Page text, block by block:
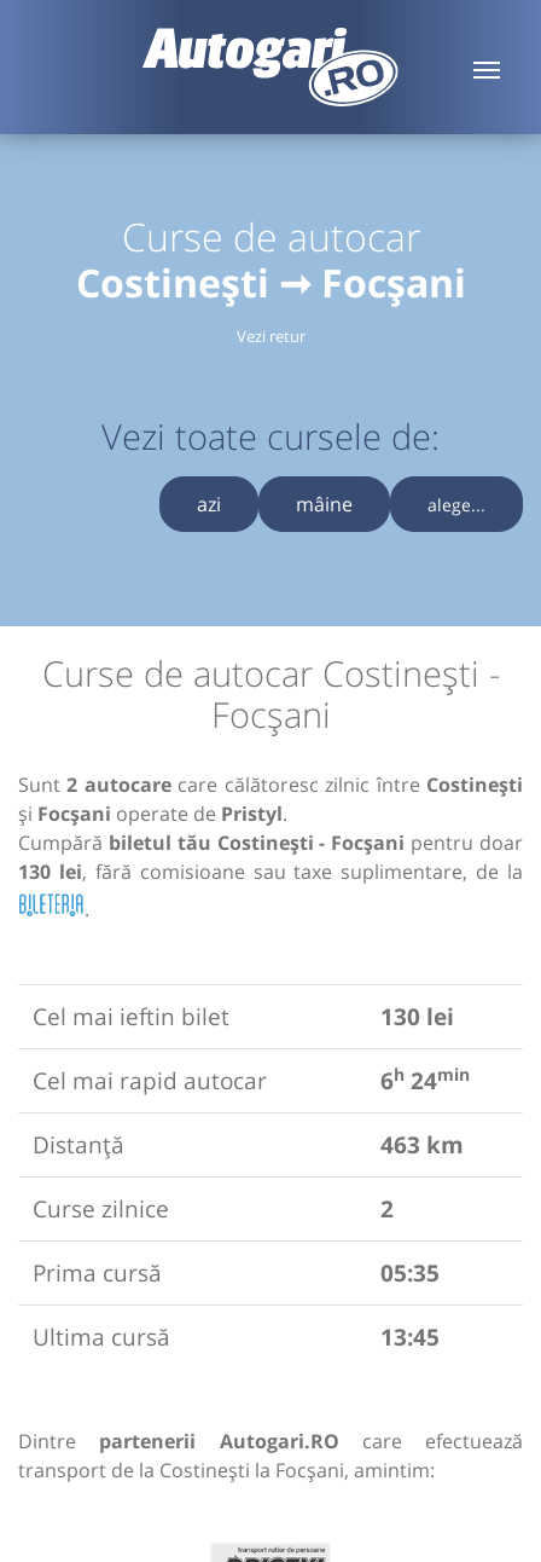
Curse de autocar
Costinești ➞ Focșani
Vezi retur
Vezi toate cursele de:
azi mâine alege...
Curse de autocar Costinești -
Focșani
Sunt2 autocarecare călătoresc zilnic între Costinești
și Focșani operate de Pristyl.
Cumpără biletul tău Costinești - Focșani pentru doar
130 lei, fără comisioane sau taxe suplimentare, de la
.
Cel mai ieftin bilet
130 lei
Cel mai rapid autocar
6h 24min
Distanță
463 km
Curse zilnice
2
Prima cursă
05:35
Ultima cursă
13:45
Dintre partenerii Autogari.RO care efectuează
transport de la Costinești la Focșani, amintim: